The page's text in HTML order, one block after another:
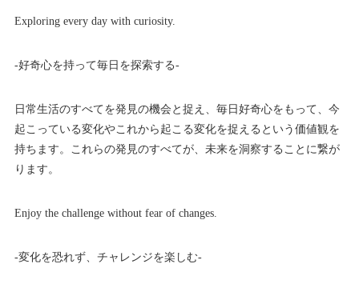
Exploring every day with curiosity.
-好奇心を持って毎日を探索する-
日常生活のすべてを発見の機会と捉え、毎日好奇心をもって、今
起こっている変化やこれから起こる変化を捉えるという価値観を
持ちます。これらの発見のすべてが、未来を洞察することに繋が
ります。
Enjoy the challenge without fear of changes.
-変化を恐れず、チャレンジを楽しむ-